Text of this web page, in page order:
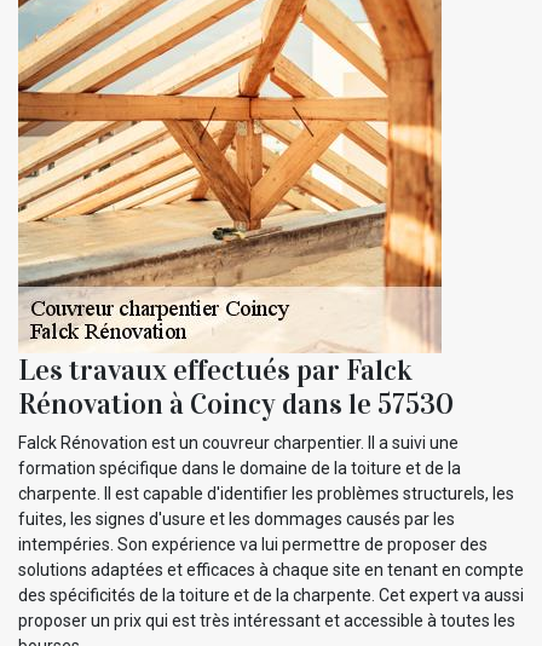
Les travaux effectués par Falck
Rénovation à Coincy dans le 57530
Falck Rénovation est un couvreur charpentier. Il a suivi une
formation spécifique dans le domaine de la toiture et de la
charpente. Il est capable d'identifier les problèmes structurels, les
fuites, les signes d'usure et les dommages causés par les
intempéries. Son expérience va lui permettre de proposer des
solutions adaptées et efficaces à chaque site en tenant en compte
des spécificités de la toiture et de la charpente. Cet expert va aussi
proposer un prix qui est très intéressant et accessible à toutes les